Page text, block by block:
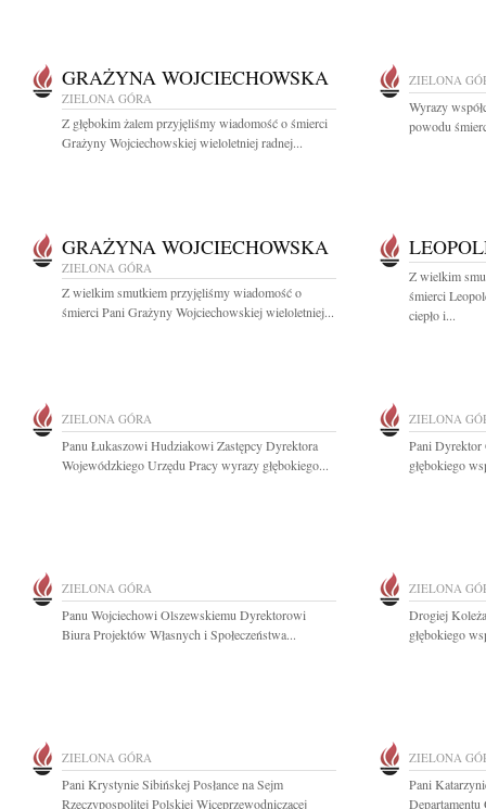
GRAŻYNA WOJCIECHOWSKA
ZIELONA GÓRA
Z głębokim żalem przyjęliśmy wiadomość o śmierci
Grażyny Wojciechowskiej wieloletniej radnej...
ZIELONA
Wyrazy
powodu
GRAŻYNA WOJCIECHOWSKA
ZIELONA GÓRA
Z wielkim smutkiem przyjęliśmy wiadomość o
śmierci Pani Grażyny Wojciechowskiej wieloletniej...
Z wielkim
śmierci
ciepło i...
ZIELONA GÓRA
Panu Łukaszowi Hudziakowi Zastępcy Dyrektora
Wojewódzkiego Urzędu Pracy wyrazy głębokiego...
ZIELONA
Pani
głębokiego
ZIELONA GÓRA
Panu Wojciechowi Olszewskiemu Dyrektorowi
Biura Projektów Własnych i Społeczeństwa...
ZIELONA
Drogiej
głębokiego
ZIELONA GÓRA
Pani Krystynie Sibińskej Posłance na Sejm
Rzeczypospolitej Polskiej Wiceprzewodniczącej
ZIELONA
Pani